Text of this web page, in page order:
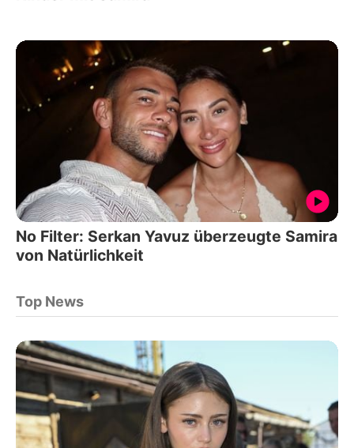
No Filter: Serkan Yavuz überzeugte Samira
von Natürlichkeit
Top News